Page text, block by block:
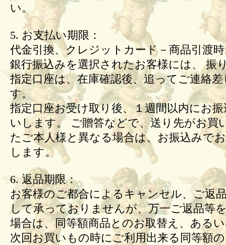
い。
5. お支払い期限：
代金引換、クレジットカード－商品引渡
銀行振込みを選択されたお客様には、 振
指定口座は、在庫確認後、追ってご連絡
す。
指定口座お受け取り後、１週間以内にお
いします。 ご贈答などで、送り先がお買
たご本人様と異なる場合は、お振込みで
します。
6. 返品期限：
お客様のご都合によるキャンセル、ご返
して承っておりませんが、万一ご返品等
場合は、同等額商品とのお取替え、ある
次回お買いもの時にご利用出来る同等額